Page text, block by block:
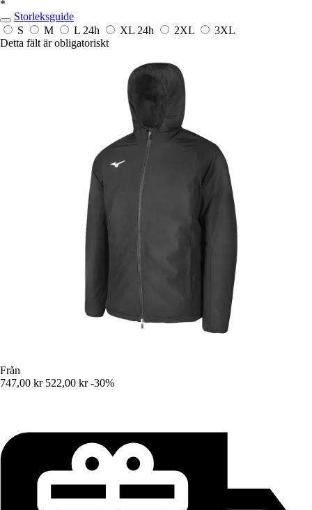
*
Storleksguide
S
M L 24h XL 24h 2XL
3XL
Detta fält är obligatoriskt
Från
747,00 kr 522,00 kr -30%